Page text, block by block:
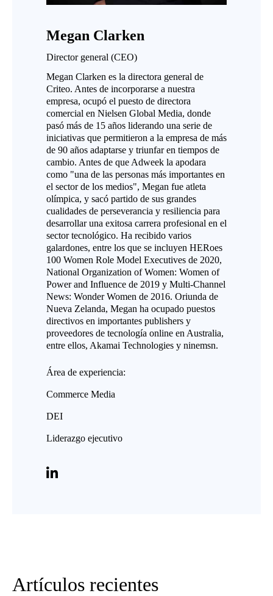
Megan Clarken
Director general (CEO)
Megan Clarken es la directora general de
Criteo. Antes de incorporarse a nuestra
empresa, ocupó el puesto de directora
comercial en Nielsen Global Media, donde
pasó más de 15 años liderando una serie de
iniciativas que permitieron a la empresa de más
de 90 años adaptarse y triunfar en tiempos de
cambio. Antes de que Adweek la apodara
como "una de las personas más importantes en
el sector de los medios", Megan fue atleta
olímpica, y sacó partido de sus grandes
cualidades de perseverancia y resiliencia para
desarrollar una exitosa carrera profesional en el
sector tecnológico. Ha recibido varios
galardones, entre los que se incluyen HERoes
100 Women Role Model Executives de 2020,
National Organization of Women: Women of
Power and Influence de 2019 y Multi-Channel
News: Wonder Women de 2016. Oriunda de
Nueva Zelanda, Megan ha ocupado puestos
directivos en importantes publishers y
proveedores de tecnología online en Australia,
entre ellos, Akamai Technologies y ninemsn.
Área de experiencia:
Commerce Media
DEI
Liderazgo ejecutivo
Artículos recientes